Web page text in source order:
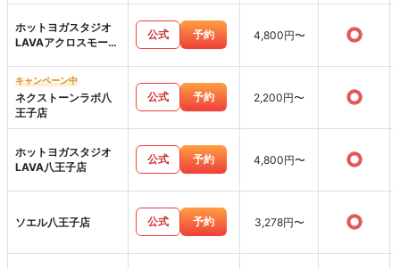
ホットヨガスタジオ
LAVAアクロスモール
公式 予約 4,800円〜 ○
キャンペーン中
ネクストーンラボ八
王子店
公式 予約 2,200円〜 ○
ホットヨガスタジオ
LAVA八王子店
公式 予約 4,800円〜 ○
ソエル八王子店 公式 予約 3,278円〜 ○